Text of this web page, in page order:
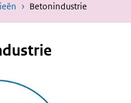
Betonindustrie